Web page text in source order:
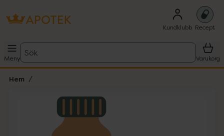
Kundklubb Recept
Meny
Sök
Varukorg
Hem
Lista: . Innehåller 1 objekt.